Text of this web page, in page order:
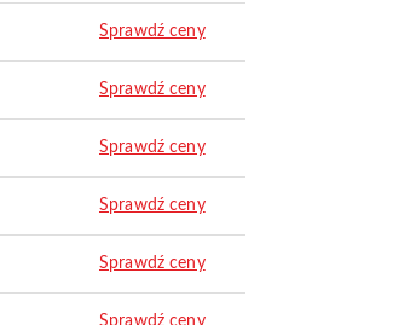
Sprawdź ceny
Sprawdź ceny
Sprawdź ceny
Sprawdź ceny
Sprawdź ceny